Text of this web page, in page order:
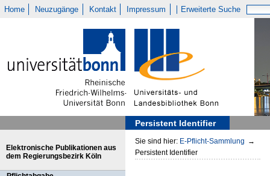
Home Neuzugänge Kontakt Impressum Erweiterte Suche
Persistent Identifier
Elektronische Publikationen aus
dem Regierungsbezirk Köln
Sie sind hier: E-Pflicht-Sammlung →
Persistent Identifier